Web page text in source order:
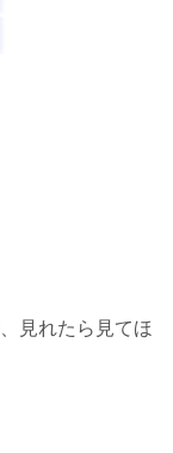
見れたら見てほ